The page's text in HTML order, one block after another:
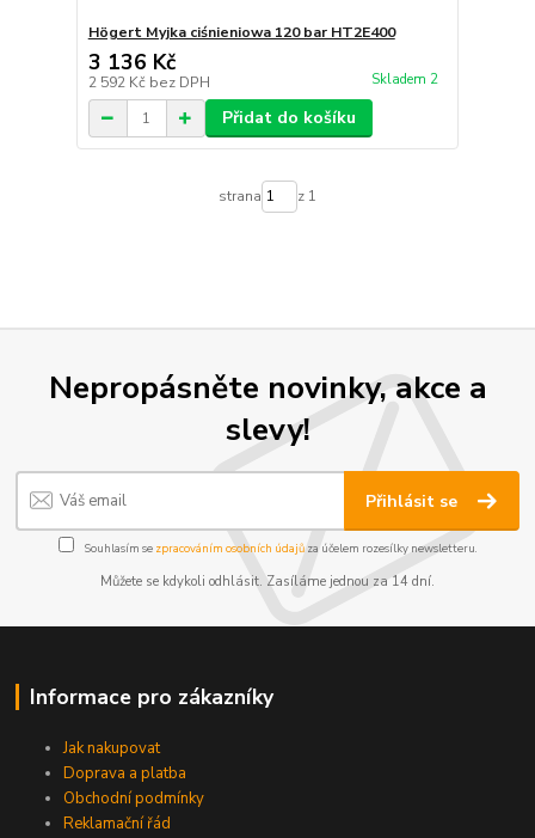
Högert Myjka ciśnieniowa 120 bar HT2E400
3 136 Kč
2 592 Kč bez DPH Skladem 2
Přidat do košíku
strana z 1
Nepropásněte novinky, akce a
slevy!
Přihlásit se
Souhlasím se zpracováním osobních údajůza účelem rozesílky newsletteru.
Můžete se kdykoli odhlásit. Zasíláme jednou za 14 dní.
Informace pro zákazníky
Jak nakupovat
Doprava a platba
Obchodní podmínky
Reklamační řád